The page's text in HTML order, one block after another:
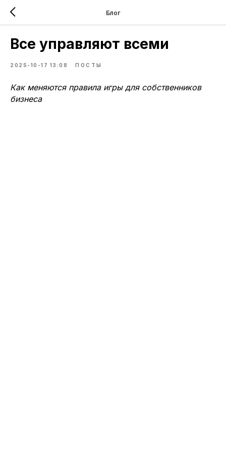
Блог
Все управляют всеми
2025-10-17 13:08 ПОСТЫ
Как меняются правила игры для собственников
бизнеса